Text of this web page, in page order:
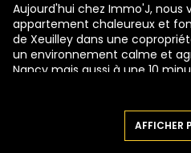
Aujourd'hui chez Immo'J, nous
appartement chaleureux et
de Xeuilley dans une
un environnement calme et
Nancy mais aussi à une 10
essentielles, offre un cadre de
achat, un couple ou un
Tout d'abord commençons
AFFICHER